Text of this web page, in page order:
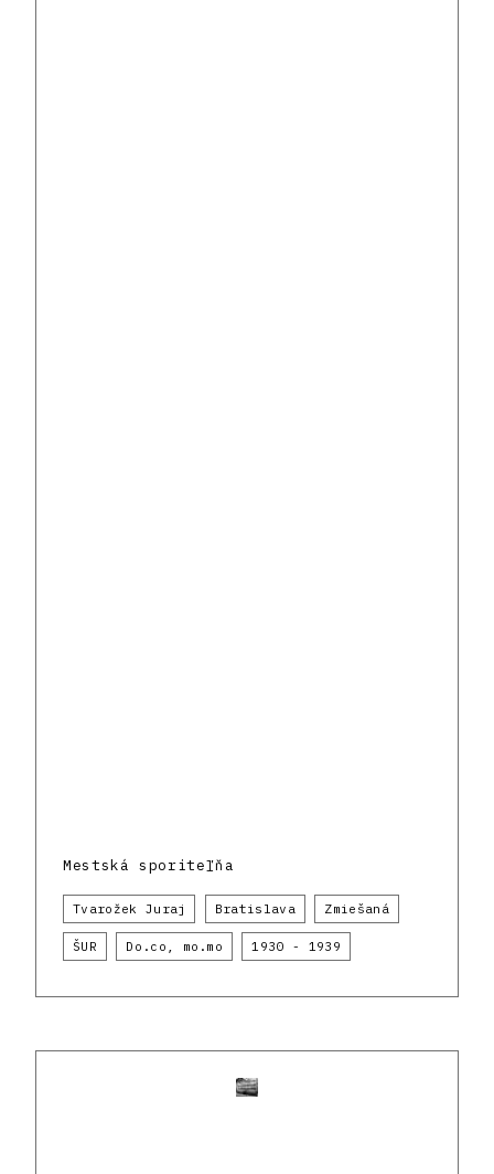
Mestská sporiteľňa
Tvarožek Juraj Bratislava Zmiešaná
ŠUR Do.co, mo.mo 1930 - 1939